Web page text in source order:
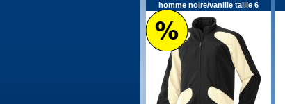
homme noire/vanille taille 6